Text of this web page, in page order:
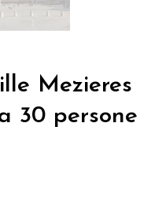
Mezieres
30 persone